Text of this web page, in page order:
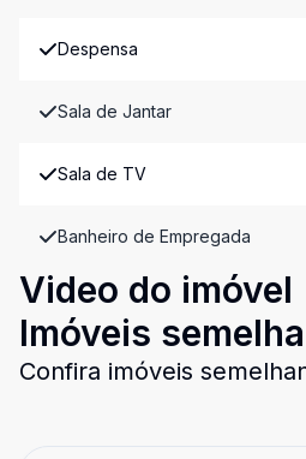
Despensa
Sala de Jantar
Sala de TV
Banheiro de Empregada
Video do imóvel
Imóveis
Confira imóveis